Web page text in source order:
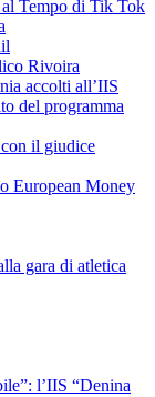
Tempo di Tik Tok
Rivoira
accolti all’IIS
del programma
il giudice
European Money
gara di atletica
l’IIS “Denina